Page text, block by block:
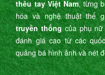
thêu tay Việt Nam, từng
hóa và nghệ thuật thế
truyền thốngcủa phụ nữ
đánh giá cao từ các
quảng bá hình ảnh và nét